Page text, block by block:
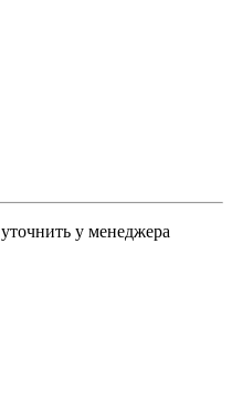
уточнить у менеджера